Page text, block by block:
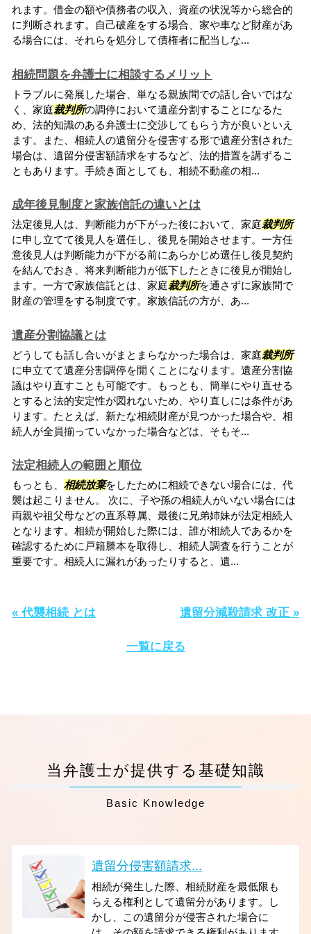
れます。借金の額や債務者の収入、資産の状況等から総合的
に判断されます。自己破産をする場合、家や車など財産があ
る場合には、それらを処分して債権者に配当しな...
相続問題を弁護士に相談するメリット
トラブルに発展した場合、単なる親族間での話し合いではな
く、家庭裁判所の調停において遺産分割することになるた
め、法的知識のある弁護士に交渉してもらう方が良いといえ
ます。また、相続人の遺留分を侵害する形で遺産分割された
場合は、遺留分侵害額請求をするなど、法的措置を講ずるこ
ともあります。手続き面としても、相続不動産の相...
成年後見制度と家族信託の違いとは
法定後見人は、判断能力が下がった後において、家庭裁判所
に申し立てて後見人を選任し、後見を開始させます。一方任
意後見人は判断能力が下がる前にあらかじめ選任し後見契約
を結んでおき、将来判断能力が低下したときに後見が開始し
ます。一方で家族信託とは、家庭裁判所を通さずに家族間で
財産の管理をする制度です。家族信託の方が、あ...
遺産分割協議とは
どうしても話し合いがまとまらなかった場合は、家庭裁判所
に申立てて遺産分割調停を開くことになります。遺産分割協
議はやり直すことも可能です。もっとも、簡単にやり直せる
とすると法的安定性が図れないため、やり直しには条件があ
ります。たとえば、新たな相続財産が見つかった場合や、相
続人が全員揃っていなかった場合などは、そもそ...
法定相続人の範囲と順位
もっとも、 相続放棄をしたために相続できない場合には、代
襲は起こりません。 次に、子や孫の相続人がいない場合には
両親や祖父母などの直系尊属、最後に兄弟姉妹が法定相続人
となります。相続が開始した際には、誰が相続人であるかを
確認するために戸籍謄本を取得し、相続人調査を行うことが
重要です。相続人に漏れがあったりすると、遺...
« 代襲相続 とは 遺留分減殺請求 改正 »
一覧に戻る
当弁護士が提供する基礎知識
Basic Knowledge
遺留分侵害額請求...
相続が発生した際、相続財産を最低限も
らえる権利として遺留分があります。し
かし、この遺留分が侵害された場合に